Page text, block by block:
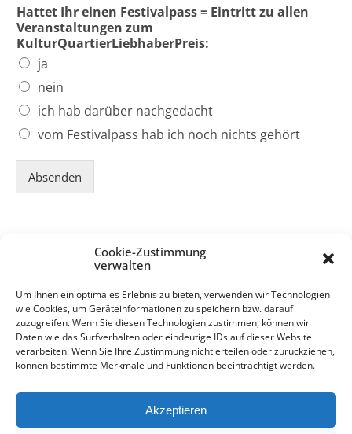
Cookie-Zustimmung
verwalten
Um Ihnen ein optimales Erlebnis zu bieten, verwenden wir Technologien
wie Cookies, um Geräteinformationen zu speichern bzw. darauf
zuzugreifen. Wenn Sie diesen Technologien zustimmen, können wir
Daten wie das Surfverhalten oder eindeutige IDs auf dieser Website
verarbeiten. Wenn Sie Ihre Zustimmung nicht erteilen oder zurückziehen,
können bestimmte Merkmale und Funktionen beeinträchtigt werden.
Akzeptieren
Hattet Ihr einen Festivalpass = Eintritt zu allen
Veranstaltungen zum
KulturQuartierLiebhaberPreis:
ja
nein
ich hab darüber nachgedacht
vom Festivalpass hab ich noch nichts gehört
Absenden
Newsletter
noch nicht erhält:hierkönnen Sie / könnt Ihr unseren
Newsletter abonnieren
Impressum Datenschutz